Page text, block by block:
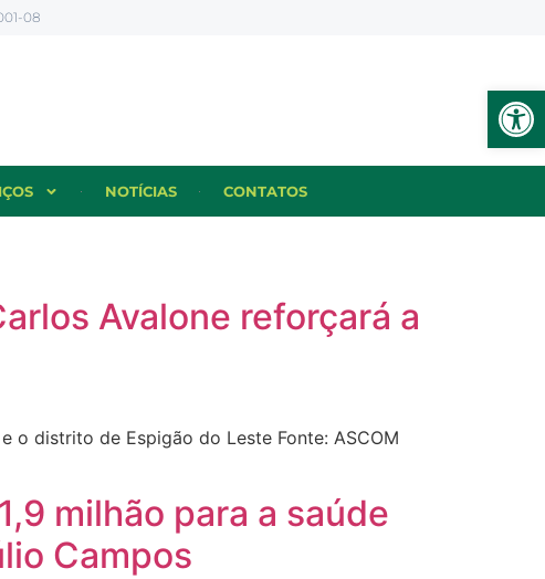
08
NOTÍCIAS CONTATOS
Avalone reforçará a
o distrito de Espigão do Leste Fonte: ASCOM
milhão para a saúde
Campos